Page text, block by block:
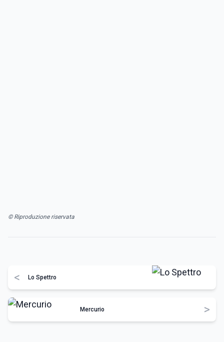
© Riproduzione riservata
< Lo Spettro
Mercurio >